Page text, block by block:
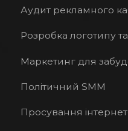
Аудит рекламного
Розробка логотипу
Маркетинг для
Політичний SMM
Просування